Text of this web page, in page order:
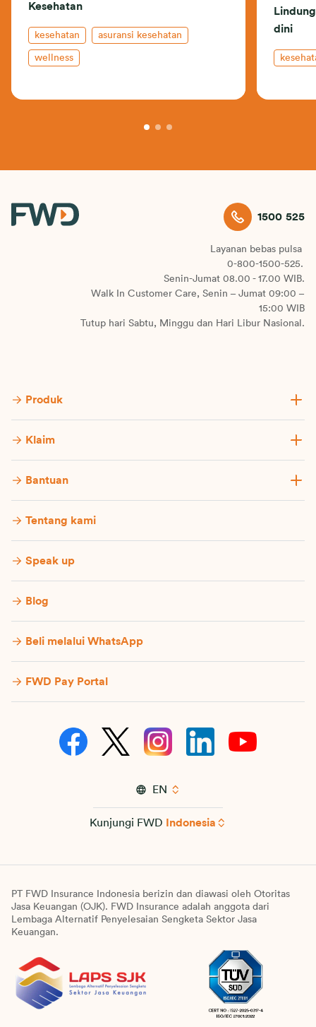
Kesehatan
kesehatan asuransi kesehatan
wellness
dini
1500 525
Layanan bebas pulsa
0-800-1500-525.
Senin-Jumat 08.00 - 17.00 WIB.
Walk In Customer Care, Senin – Jumat 09:00 –
15:00 WIB
Tutup hari Sabtu, Minggu dan Hari Libur Nasional.
Produk
Klaim
Bantuan
Tentang kami
Speak up
Blog
Beli melalui WhatsApp
FWD Pay Portal
EN
Kunjungi FWD Indonesia
PT FWD Insurance Indonesia berizin dan diawasi oleh Otoritas
Jasa Keuangan (OJK). FWD Insurance adalah anggota dari
Lembaga Alternatif Penyelesaian Sengketa Sektor Jasa
Keuangan.